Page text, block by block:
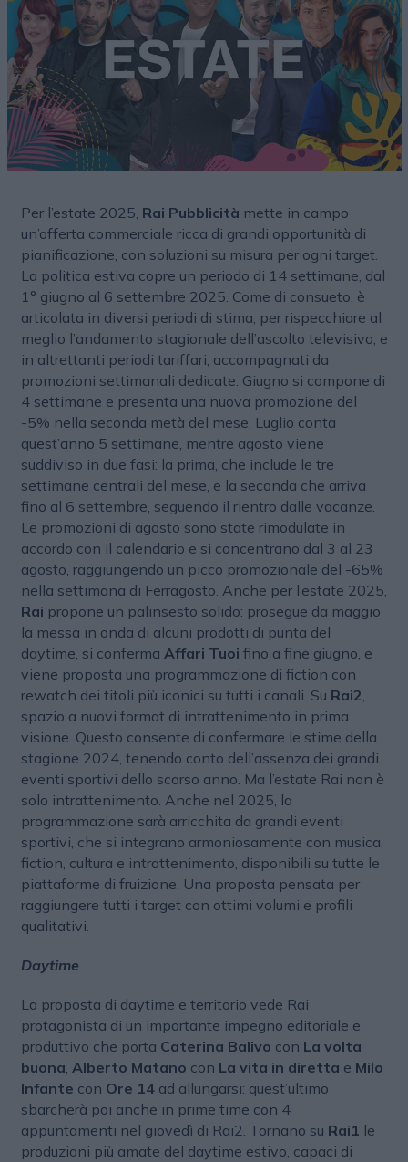
Per l’estate 2025, Rai Pubblicità mette in campo
un’offerta commerciale ricca di grandi opportunità di
pianificazione, con soluzioni su misura per ogni target.
La politica estiva copre un periodo di 14 settimane, dal
1° giugno al 6 settembre 2025. Come di consueto, è
articolata in diversi periodi di stima, per rispecchiare al
meglio l’andamento stagionale dell’ascolto televisivo, e
in altrettanti periodi tariffari, accompagnati da
promozioni settimanali dedicate. Giugno si compone di
4 settimane e presenta una nuova promozione del
-5% nella seconda metà del mese. Luglio conta
quest’anno 5 settimane, mentre agosto viene
suddiviso in due fasi: la prima, che include le tre
settimane centrali del mese, e la seconda che arriva
fino al 6 settembre, seguendo il rientro dalle vacanze.
Le promozioni di agosto sono state rimodulate in
accordo con il calendario e si concentrano dal 3 al 23
agosto, raggiungendo un picco promozionale del -65%
nella settimana di Ferragosto. Anche per l’estate 2025,
Rai propone un palinsesto solido: prosegue da maggio
la messa in onda di alcuni prodotti di punta del
daytime, si conferma Affari Tuoi fino a fine giugno, e
viene proposta una programmazione di fiction con
rewatch dei titoli più iconici su tutti i canali. Su Rai2,
spazio a nuovi format di intrattenimento in prima
visione. Questo consente di confermare le stime della
stagione 2024, tenendo conto dell’assenza dei grandi
eventi sportivi dello scorso anno. Ma l’estate Rai non è
solo intrattenimento. Anche nel 2025, la
programmazione sarà arricchita da grandi eventi
sportivi, che si integrano armoniosamente con musica,
fiction, cultura e intrattenimento, disponibili su tutte le
piattaforme di fruizione. Una proposta pensata per
raggiungere tutti i target con ottimi volumi e profili
qualitativi.
Daytime
La proposta di daytime e territorio vede Rai
protagonista di un importante impegno editoriale e
produttivo che porta Caterina Balivo con La volta
buona, Alberto Matano con La vita in diretta e Milo
Infante con Ore 14ad allungarsi: quest’ultimo
sbarcherà poi anche in prime time con 4
appuntamenti nel giovedì di Rai2. Tornano su Rai1 le
produzioni più amate del daytime estivo, capaci di